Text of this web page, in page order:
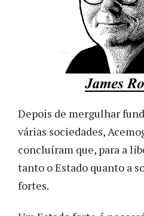
Depois de mergulhar
várias sociedades,
concluíram que, para a
tanto o Estado quanto a
fortes.